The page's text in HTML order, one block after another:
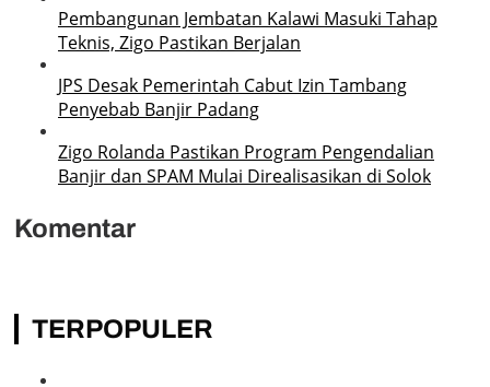
Pembangunan Jembatan Kalawi Masuki Tahap
Teknis, Zigo Pastikan Berjalan
JPS Desak Pemerintah Cabut Izin Tambang
Penyebab Banjir Padang
Zigo Rolanda Pastikan Program Pengendalian
Banjir dan SPAM Mulai Direalisasikan di Solok
Komentar
TERPOPULER